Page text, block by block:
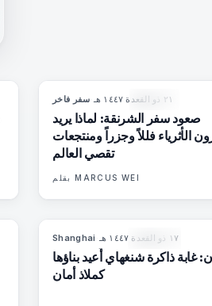
المجلة سفر فاخر ٢١ ذو القعدة ١٤٤٧ هـ
صعود سفر الشرنقة: لماذا يريد
الأثرياء فللاً وجزراً ومنتجعات
تقصي العالم
بقلم MARCUS WEI
المجلة Shanghai ١٧ ذو القعدة ١٤٤٧ هـ
غابة ذاكرة شنغهاي أُعيد بناؤها
كملاذ أمان